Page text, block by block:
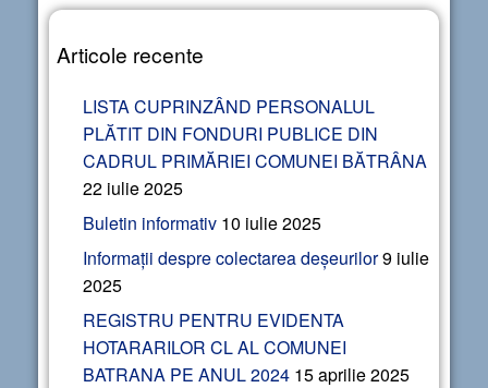
Articole recente
LISTA CUPRINZÂND PERSONALUL
PLĂTIT DIN FONDURI PUBLICE DIN
CADRUL PRIMĂRIEI COMUNEI BĂTRÂNA
22 iulie 2025
Buletin informativ 10 iulie 2025
Informații despre colectarea deșeurilor9 iulie
2025
REGISTRU PENTRU EVIDENTA
HOTARARILOR CL AL COMUNEI
BATRANA PE ANUL 2024 15 aprilie 2025